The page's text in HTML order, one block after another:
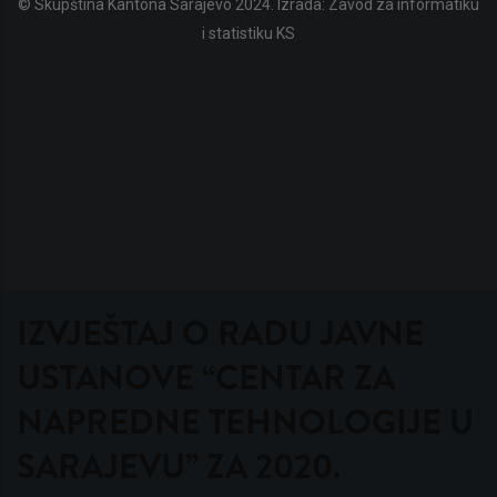
© Skupština Kantona Sarajevo 2024. Izrada: Zavod za informatiku
i statistiku KS